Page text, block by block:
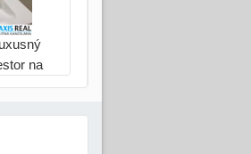
na
pre